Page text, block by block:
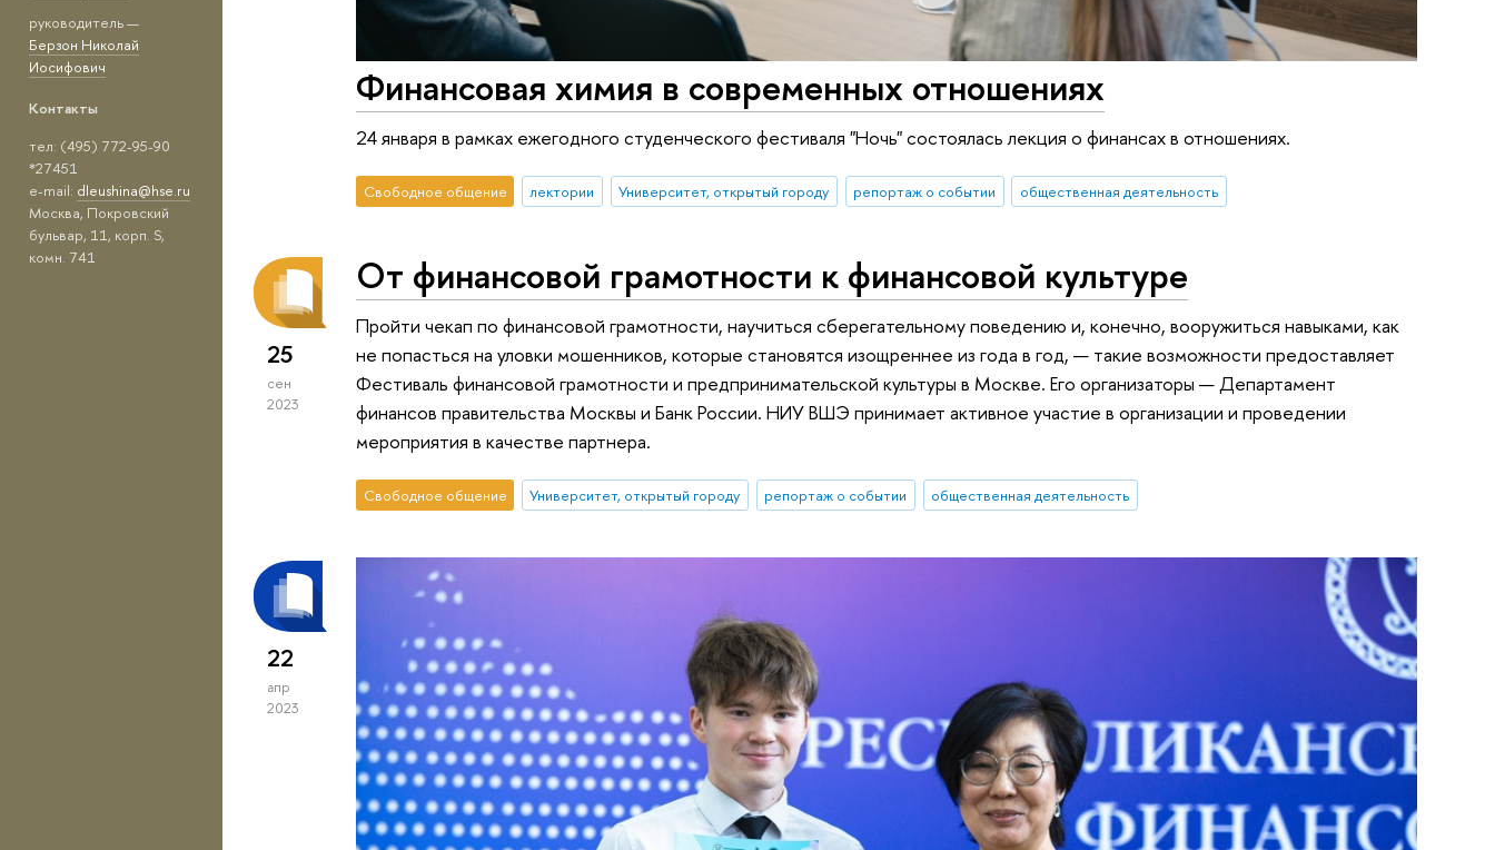
руководитель —
Берзон Николай
Иосифович
Контакты
тел: (495) 772-95-90
*27451
e-mail: dleushina@hse.ru
Москва, Покровский
бульвар, 11, корп. S,
комн. 741
Финансовая химия в современных отношениях
24 января в рамках ежегодного студенческого фестиваля "Ночь" состоялась лекция о финансах в отношениях.
Свободное общение лектории Университет, открытый городу репортаж о событии общественная деятельность
25
сен
2023
От финансовой грамотности к финансовой культуре
Пройти чекап по финансовой грамотности, научиться сберегательному поведению и, конечно, вооружиться навыками, как
не попасться на уловки мошенников, которые становятся изощреннее из года в год, — такие возможности предоставляет
Фестиваль финансовой грамотности и предпринимательской культуры в Москве. Его организаторы — Департамент
финансов правительства Москвы и Банк России. НИУ ВШЭ принимает активное участие в организации и проведении
мероприятия в качестве партнера.
Свободное общение Университет, открытый городу репортаж о событии общественная деятельность
22
апр
2023